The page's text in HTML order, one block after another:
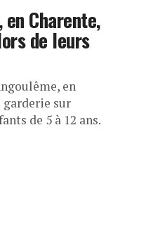
en Charente,
de leurs
en
garderie sur
de 5 à 12 ans.